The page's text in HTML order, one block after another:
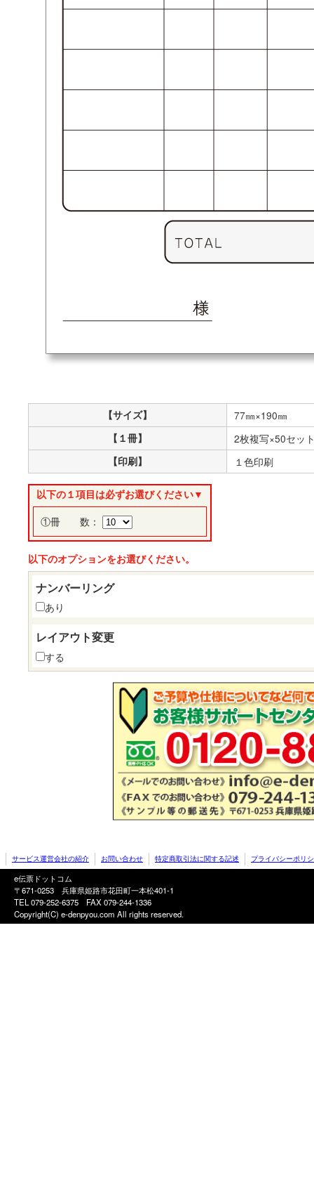
【サイズ】 77㎜×190㎜
【１冊】 2枚複写×50セッ
【印刷】 １色印刷
以下の１項目は必ずお選びください▼
①冊 数：
以下のオプションをお選びください。
ナンバーリング
あり
レイアウト変更
する
サービス運営会社の紹介 お問い合わせ 特定商取引法に関する記述 プライバシーポリ
e伝票ドットコム
〒671-0253 兵庫県姫路市花田町一本松401-1
TEL 079-252-6375 FAX 079-244-1336
Copyright(C) e-denpyou.com All rights reserved.